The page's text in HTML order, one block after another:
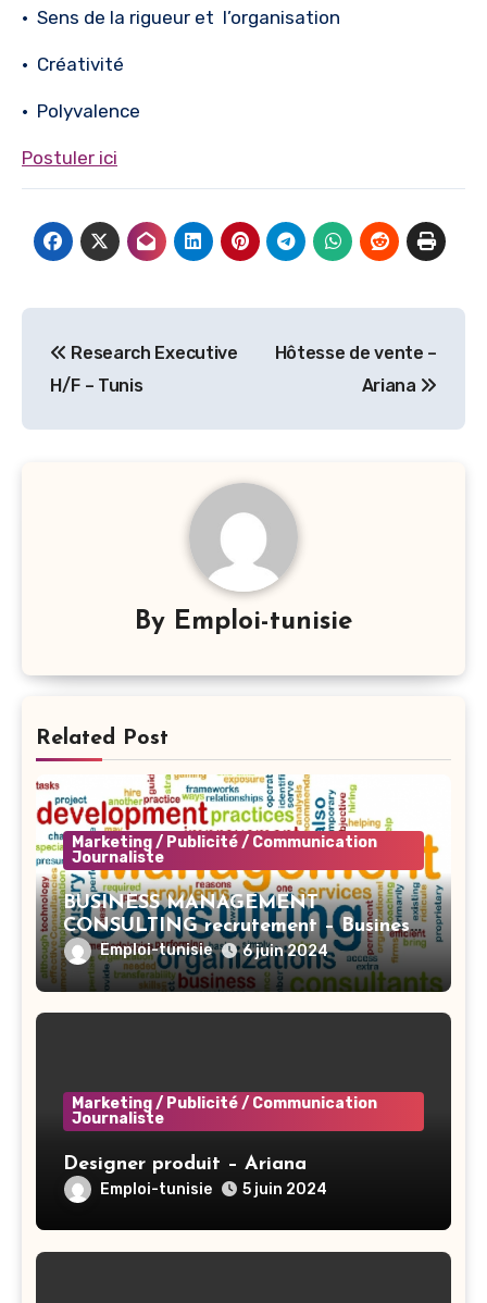
· Sens de la rigueur et l’organisation
· Créativité
· Polyvalence
Postuler ici
de
l’article
Research Executive
H/F – Tunis
Hôtesse de vente –
Ariana
By Emploi-tunisie
Related Post
Marketing / Publicité / Communication
Journaliste
BUSINESS MANAGEMENT
CONSULTING recrutement – Business
Developer BI – Tunis
Emploi-tunisie 6 juin 2024
Marketing / Publicité / Communication
Journaliste
Designer produit – Ariana
Emploi-tunisie 5 juin 2024